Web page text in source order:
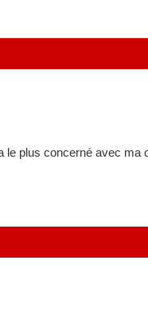
le plus concerné avec